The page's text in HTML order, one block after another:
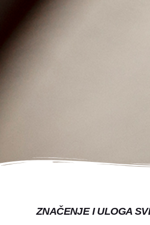
ZNAČENJE I ULOGA